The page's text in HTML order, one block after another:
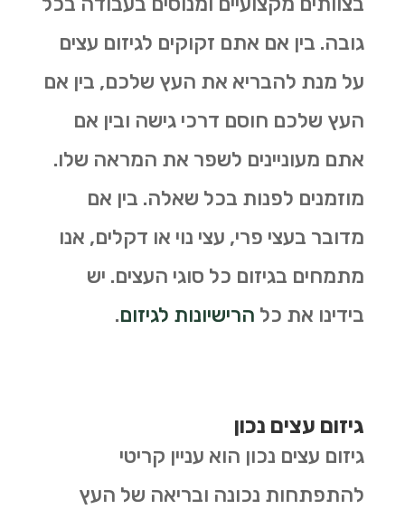
גובה. בין אם אתם זקוקים לגיזום עצים
על מנת להבריא את העץ שלכם, בין אם
העץ שלכם חוסם דרכי גישה ובין אם
אתם מעוניינים לשפר את המראה שלו.
מוזמנים לפנות בכל שאלה. בין אם
מדובר בעצי פרי, עצי נוי או דקלים, אנו
מתמחים בגיזום כל סוגי העצים. יש
בידינו את כל הרישיונות לגיזום.
גיזום עצים נכון
גיזום עצים נכון הוא עניין קריטי
להתפתחות נכונה ובריאה של העץ